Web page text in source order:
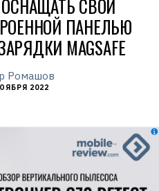
ОСНАЩАТЬ СВОИ
ПАНЕЛЬЮ
MAGSAFE
Ромашов
2022